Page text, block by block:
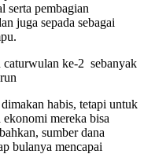
serta pembagian
juga sepada sebagai
caturwulan ke-2 sebanyak
habis, tetapi untuk
ekonomi mereka bisa
sumber dana
bulanya mencapai